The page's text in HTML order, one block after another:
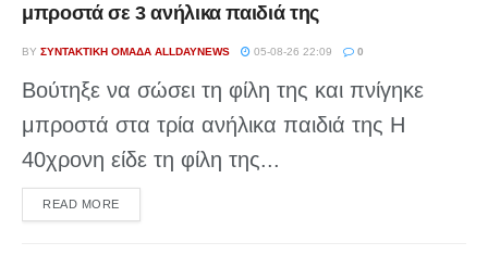
μπροστά σε 3 ανήλικα παιδιά της
BY ΣΥΝΤΑΚΤΙΚΉ ΟΜΆΔΑ ALLDAYNEWS 05-08-26 22:09 0
Βούτηξε να σώσει τη φίλη της και πνίγηκε
μπροστά στα τρία ανήλικα παιδιά της Η
40χρονη είδε τη φίλη της...
READ MOREDETAILS